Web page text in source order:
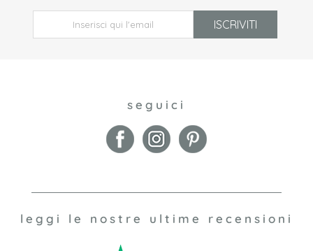
ISCRIVITI
seguici
leggi le nostre ultime recensioni